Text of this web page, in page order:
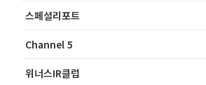
스페셜리포트
Channel 5
위너스IR클럽